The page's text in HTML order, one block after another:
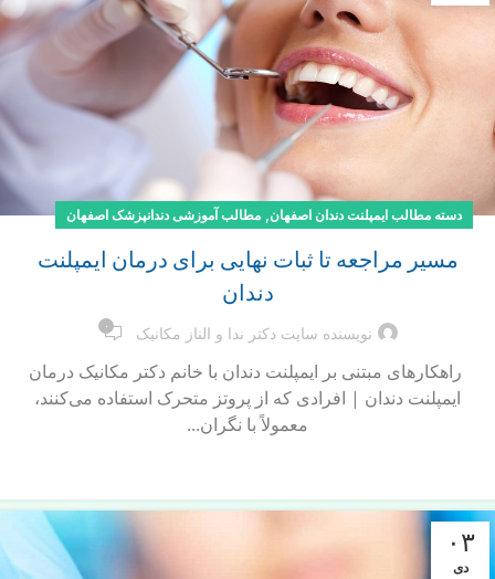
دسته مطالب ایمپلنت دندان اصفهان, مطالب آموزشی دندانپزشک اصفهان
مسیر مراجعه تا ثبات نهایی برای درمان ایمپلنت
دندان
نویسنده سایت دکتر ندا و الناز مکانیک ۰
راهکارهای مبتنی بر ایمپلنت دندان با خانم دکتر مکانیک درمان
ایمپلنت دندان | افرادی که از پروتز متحرک استفاده می‌کنند،
معمولاً با نگران...
۰۳
دی